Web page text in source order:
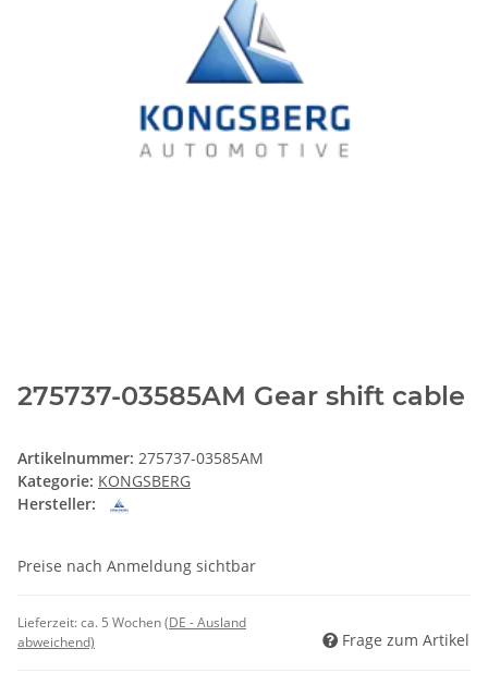
275737-03585AM Gear shift cable
Artikelnummer: 275737-03585AM
Kategorie: KONGSBERG
Hersteller:
Preise nach Anmeldung sichtbar
Lieferzeit:ca. 5 Wochen(DE - Ausland
abweichend)
Frage zum Artikel